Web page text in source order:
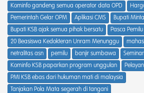
Kominfo gandeng semua operator data OPD
Pemerintah Gelar OPM
Aplikasi CMS
Bupati
Bupati KSB ajak semua pihak bersatu
Pasca Pemilu
20 Beasiswa Kedokteran Unram Menunggu
netralitas asn
pemilu banjir sumbawa
Kominfo KSB paparkan program unggulan
PMI KSB ebas dari hukuman mati di malaysia
Tanjakan Pola Mata segerah di tangani